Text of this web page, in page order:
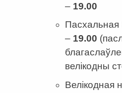
– 19.00
Пасхальная
– 19.00
велікодны
Велікодная